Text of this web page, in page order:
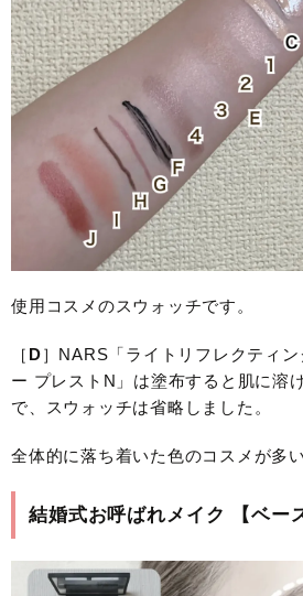
使用コスメのスウォッチです。
［ D］NARS「ライトリフレクティ
ー プレストN」は塗布すると肌に溶
で、スウォッチは省略しました。
全体的に落ち着いた色のコスメが多い
結婚式お呼ばれメイク 【ベー